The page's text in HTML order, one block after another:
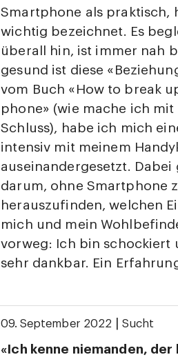
Smartphone als praktisch,
wichtig bezeichnet. Es
überall hin, ist immer nah
gesund ist diese
vom Buch «How to break
phone» (wie mache ich
Schluss), habe ich mich
intensiv mit meinem
auseinandergesetzt. Dabei
darum, ohne Smartphone
herauszufinden, welchen
mich und mein
vorweg: Ich bin schockiert
sehr dankbar. Ein
09. September 2022 Sucht
«Ich kenne niemanden, der